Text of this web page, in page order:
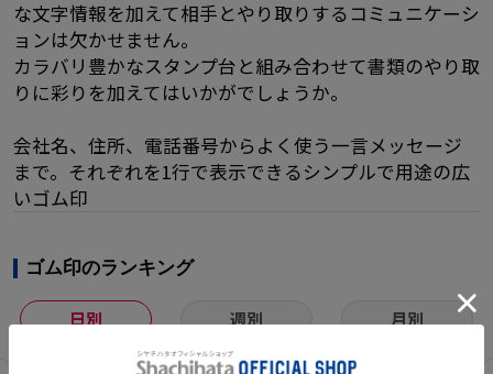
な文字情報を加えて相手とやり取りするコミュニケーシ
ョンは欠かせません。
カラバリ豊かなスタンプ台と組み合わせて書類のやり取
りに彩りを加えてはいかがでしょうか。
会社名、住所、電話番号からよく使う一言メッセージ
まで。それぞれを1行で表示できるシンプルで用途の広
いゴム印
ゴム印のランキング
日別 週別 月別